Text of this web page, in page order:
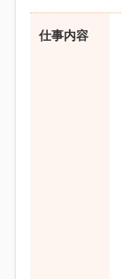
仕事内容